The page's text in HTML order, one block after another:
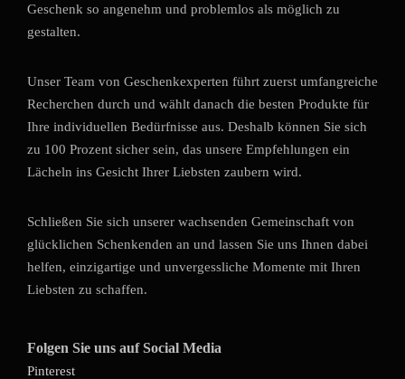
Geschenk so angenehm und problemlos als möglich zu
gestalten.
Unser Team von Geschenkexperten führt zuerst umfangreiche
Recherchen durch und wählt danach die besten Produkte für
Ihre individuellen Bedürfnisse aus. Deshalb können Sie sich
zu 100 Prozent sicher sein, das unsere Empfehlungen ein
Lächeln ins Gesicht Ihrer Liebsten zaubern wird.
Schließen Sie sich unserer wachsenden Gemeinschaft von
glücklichen Schenkenden an und lassen Sie uns Ihnen dabei
helfen, einzigartige und unvergessliche Momente mit Ihren
Liebsten zu schaffen.
Folgen Sie uns auf Social Media
Pinterest